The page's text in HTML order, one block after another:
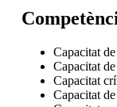
Capacitat
Capacitat
Capacitat
Capacitat